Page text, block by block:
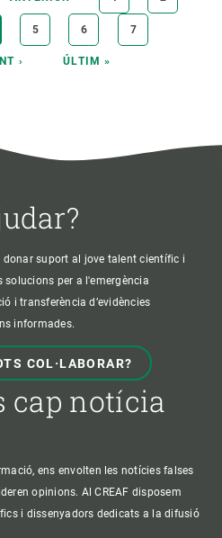
ANTERIOR
PÀGINA
5 PÀGINA
6 PÀGINA
7
›
ÚLTIMA
ÚLTIM »
suport al jove talent científic i
solucions per a l'emergència
i transferència d’evidències
informades.
COL·LABORAR?
cap notícia
ens envolten les notícies falses
opinions. Al CREAF disposem
i dissenyadors dedicats a la difusió